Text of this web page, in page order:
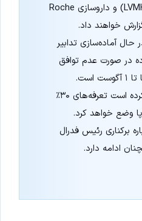
لویی ویتون (LVMH) و داروسازی Roche
خواهند داد.
حال آماده‌سازی تدابیر
در صورت عدم توافق
است.
ترامپ تهدید کرده است تعرفه‌های ۳۰٪
وضع خواهد کرد.
برکناری رئیس فدرال
ادامه دارد.